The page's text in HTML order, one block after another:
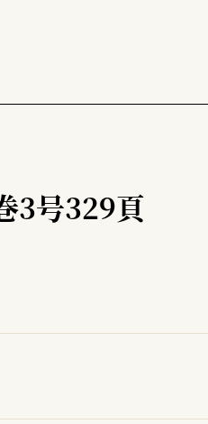
3号329頁